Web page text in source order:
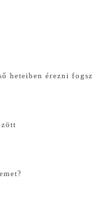
heteiben érezni fogsz